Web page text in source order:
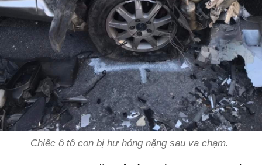
Chiếc ô tô con bị hư hỏng nặng sau va chạm.